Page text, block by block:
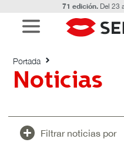
71 edición.Del 23
Noticias
Portada
Filtrar noticias por